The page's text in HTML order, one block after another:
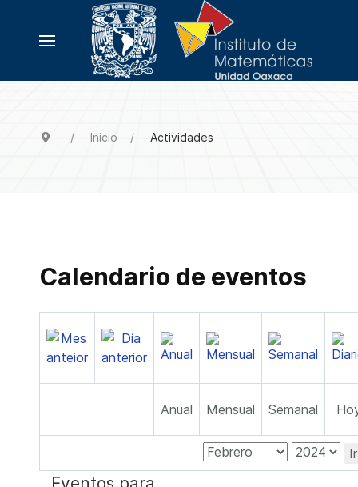
Inicio Actividades
Calendario de eventos
Anual Mensual Semanal